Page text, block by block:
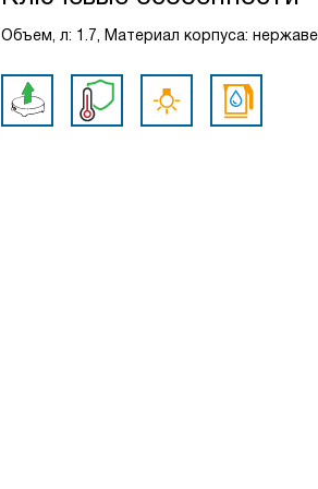
Объем, л: 1.7, Материал корпуса: